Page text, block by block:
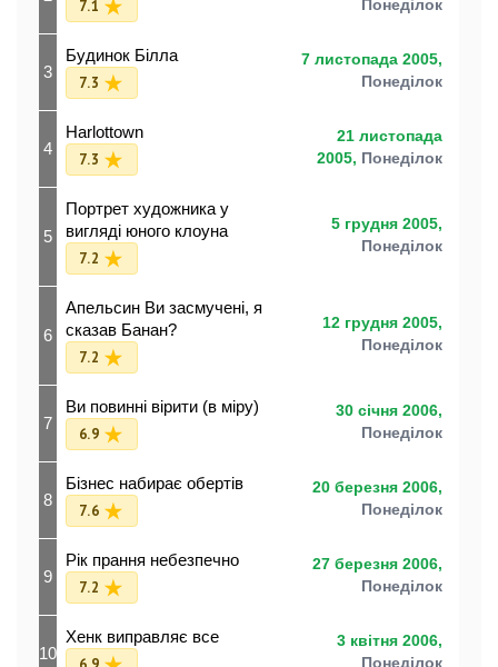
7.1
Понеділок
3
Будинок Білла
7.3
7 листопада 2005,
Понеділок
4
Harlottown
7.3
21 листопада
2005, Понеділок
5
Портрет художника у
вигляді юного клоуна
7.2
5 грудня 2005,
Понеділок
6
Апельсин Ви засмучені, я
сказав Банан?
7.2
12 грудня 2005,
Понеділок
7
Ви повинні вірити (в міру)
6.9
30 січня 2006,
Понеділок
8
Бізнес набирає обертів
7.6
20 березня 2006,
Понеділок
9
Рік прання небезпечно
7.2
27 березня 2006,
Понеділок
10
Хенк виправляє все
3 квітня 2006,
Понеділок